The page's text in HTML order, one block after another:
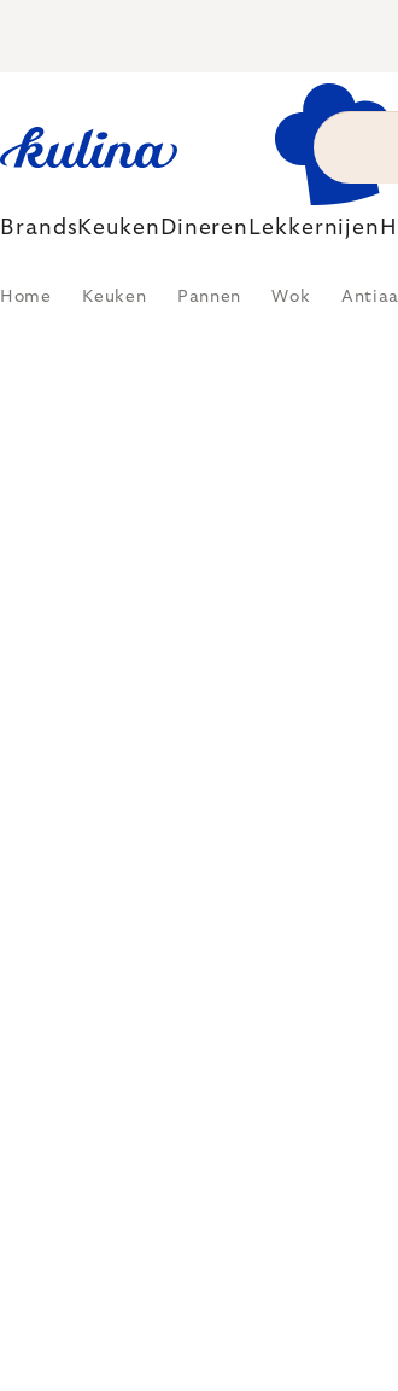
Brands Keuken Dineren Lekkernijen
Home Keuken Pannen Wok